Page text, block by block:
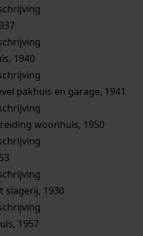
1940
pakhuis en garage, 1941
woonhuis, 1950
slagerij, 1930
1957